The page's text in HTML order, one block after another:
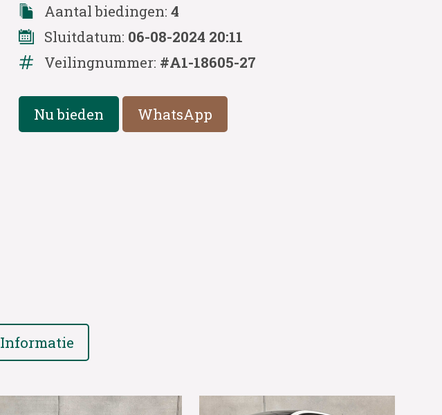
Aantal biedingen:4
Sluitdatum: 06-08-2024 20:11
Veilingnummer: #A1-18605-27
Nu bieden WhatsApp
Informatie